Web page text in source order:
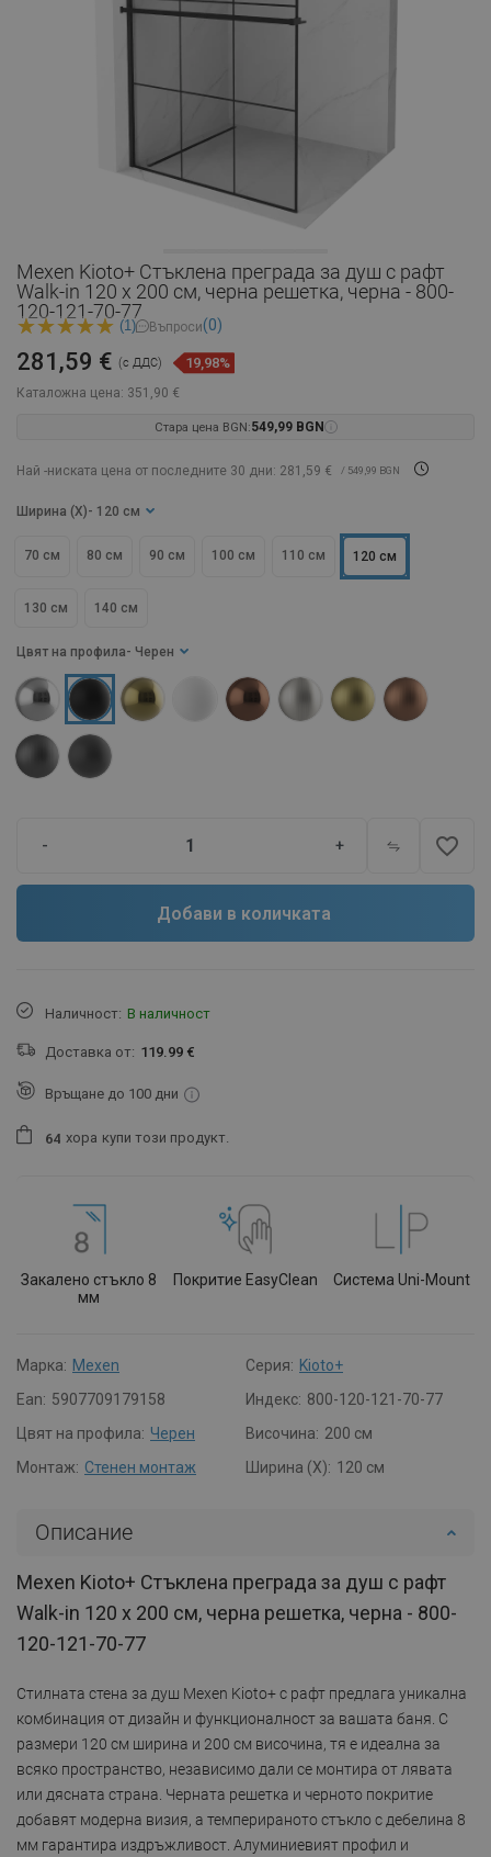
Mexen Kioto+ Стъклена преграда за душ с рафт
Walk-in 120 x 200 см, черна решетка, черна - 800-
120-121-70-77
(1) Въпроси(0)
Каталожна цена: 351,90 €
281,59 € (с ДДС) 19,98%
Стара цена BGN:549,99 BGN
Най -ниската цена от последните 30 дни: 281,59 € / 549,99 BGN
Цвят на профила - Черен
Ширина (X) - 120 см
70 см 80 см 90 см 100 см 110 см 120 см
130 см 140 см
- + favorite_border
Добави в количката
Наличност: В наличност
Доставка от: 119.99 €
Връщане до 100 дни
64 хора купи този продукт.
Закалено стъкло 8
мм
Покритие EasyClean Система Uni-Mount
Марка: Mexen Серия: Kioto+
Ean: 5907709179158 Индекс: 800-120-121-70-77
Цвят на профила: Черен Височина: 200 см
Монтаж: Стенен монтаж Ширина (X): 120 см
Описание
Mexen Kioto+ Стъклена преграда за душ с рафт
Walk-in 120 x 200 см, черна решетка, черна - 800-
120-121-70-77
Стилната стена за душ Mexen Kioto+ с рафт предлага уникална
комбинация от дизайн и функционалност за вашата баня. С
размери 120 см ширина и 200 см височина, тя е идеална за
всяко пространство, независимо дали се монтира от лявата
или дясната страна. Черната решетка и черното покритие
добавят модерна визия, а темперираното стъкло с дебелина 8
мм гарантира издръжливост. Алуминиевият профил и